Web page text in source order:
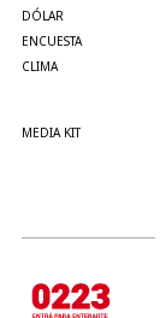
DÓLAR
ENCUESTA
CLIMA
MEDIA KIT